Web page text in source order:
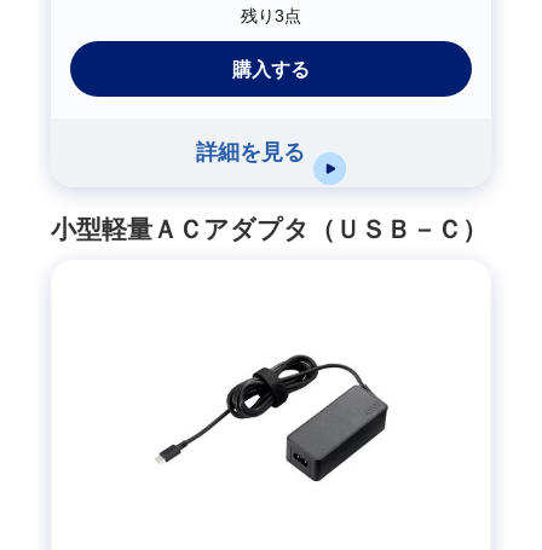
残り3点
購入する
詳細を見る
小型軽量ＡＣアダプタ（ＵＳＢ－Ｃ）